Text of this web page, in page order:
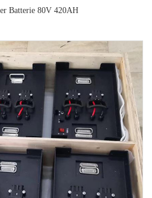
Batterie 80V 420AH